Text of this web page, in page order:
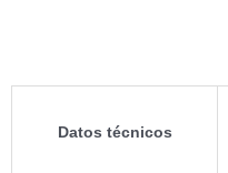
Datos técnicos